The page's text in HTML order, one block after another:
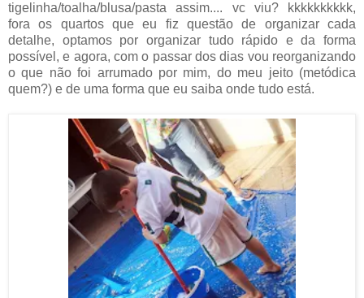
tigelinha/toalha/blusa/pasta assim.... vc viu? kkkkkkkkkk,
fora os quartos que eu fiz questão de organizar cada
detalhe, optamos por organizar tudo rápido e da forma
possível, e agora, com o passar dos dias vou reorganizando
o que não foi arrumado por mim, do meu jeito (metódica
quem?) e de uma forma que eu saiba onde tudo está.